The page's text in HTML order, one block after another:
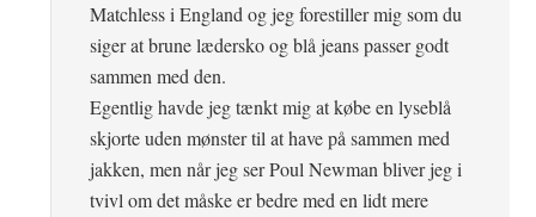
Matchless i England og jeg forestiller mig som du
siger at brune lædersko og blå jeans passer godt
sammen med den.
Egentlig havde jeg tænkt mig at købe en lyseblå
skjorte uden mønster til at have på sammen med
jakken, men når jeg ser Poul Newman bliver jeg i
tvivl om det måske er bedre med en lidt mere